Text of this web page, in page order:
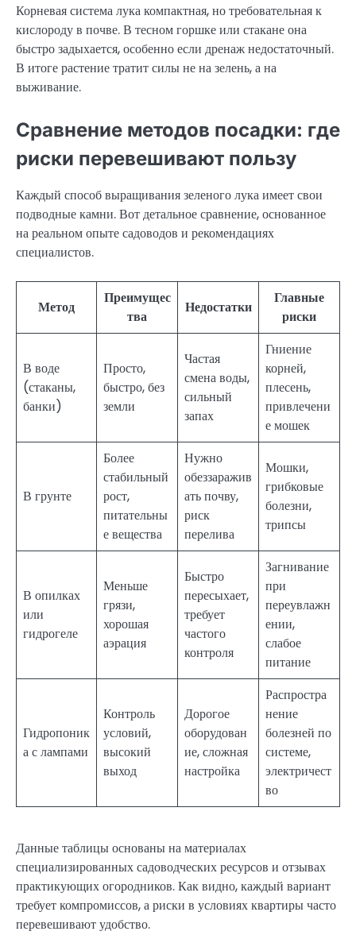
Корневая система лука компактная, но требовательная к
кислороду в почве. В тесном горшке или стакане она
быстро задыхается, особенно если дренаж недостаточный.
В итоге растение тратит силы не на зелень, а на
выживание.
Сравнение методов посадки: где
риски перевешивают пользу
Каждый способ выращивания зеленого лука имеет свои
подводные камни. Вот детальное сравнение, основанное
на реальном опыте садоводов и рекомендациях
специалистов.
Метод
Преимущес
тва
Недостатки
Главные
риски
В воде
(стаканы,
банки)
Просто,
быстро, без
земли
Частая
смена воды,
сильный
запах
Гниение
корней,
плесень,
привлечени
е мошек
В грунте
Более
стабильный
рост,
питательны
е вещества
Нужно
обеззаражив
ать почву,
риск
перелива
Мошки,
грибковые
болезни,
трипсы
В опилках
или
гидрогеле
Меньше
грязи,
хорошая
аэрация
Быстро
пересыхает,
требует
частого
контроля
Загнивание
при
переувлажн
ении,
слабое
питание
Гидропоник
а с лампами
Контроль
условий,
высокий
выход
Дорогое
оборудован
ие, сложная
настройка
Распростра
нение
болезней по
системе,
электричест
во
Данные таблицы основаны на материалах
специализированных садоводческих ресурсов и отзывах
практикующих огородников. Как видно, каждый вариант
требует компромиссов, а риски в условиях квартиры часто
перевешивают удобство.